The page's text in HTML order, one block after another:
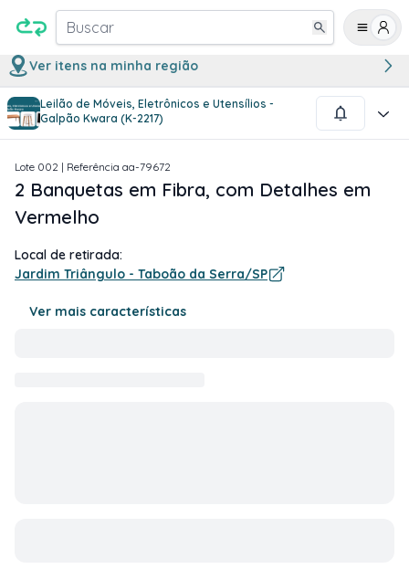
Buscar
Ver itens na minha região
Leilão de Móveis, Eletrônicos e Utensílios -
Galpão Kwara (K-2217)
1/4
Lote 002 | Referência aa-79672
2 Banquetas em Fibra, com Detalhes em
Vermelho
Local de retirada:
Jardim Triângulo - Taboão da Serra/SP
Ver mais características